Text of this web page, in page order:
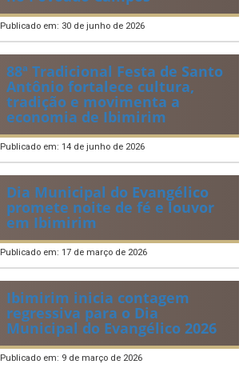
Publicado em: 30 de junho de 2026
88ª Tradicional Festa de Santo
Antônio fortalece cultura,
tradição e movimenta a
economia de Ibimirim
Publicado em: 14 de junho de 2026
Dia Municipal do Evangélico
promete noite de fé e louvor
em Ibimirim
Publicado em: 17 de março de 2026
Ibimirim inicia contagem
regressiva para o Dia
Municipal do Evangélico 2026
Publicado em: 9 de março de 2026